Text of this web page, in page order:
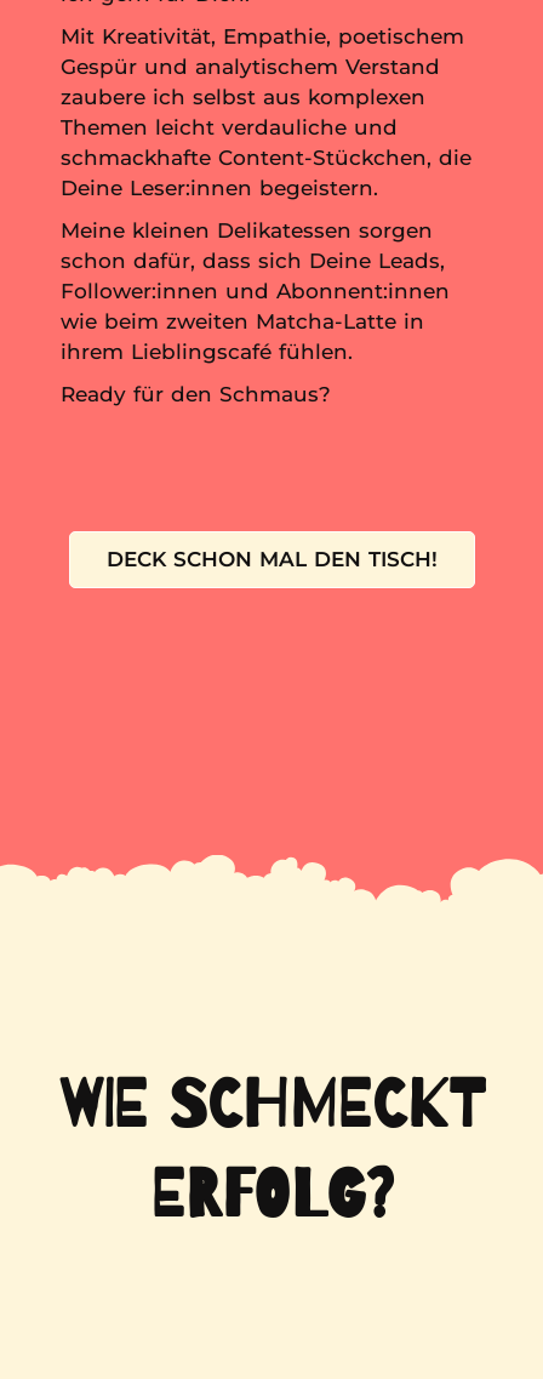
Mit Kreativität, Empathie, poetischem
Gespür und analytischem Verstand
zaubere ich selbst aus komplexen
Themen leicht verdauliche und
schmackhafte Content-Stückchen, die
Deine Leser:innen begeistern.
Meine kleinen Delikatessen sorgen
schon dafür, dass sich Deine Leads,
Follower:innen und Abonnent:innen
wie beim zweiten Matcha-Latte in
ihrem Lieblingscafé fühlen.
Ready für den Schmaus?
DECK SCHON MAL DEN TISCH!
WIE SCHMECKT
ERFOLG?